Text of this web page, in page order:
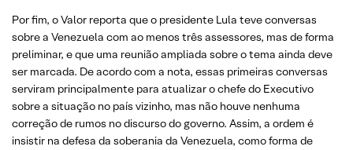
Por fim, o Valor reporta que o presidente Lula teve conversas
sobre a Venezuela com ao menos três assessores, mas de forma
preliminar, e que uma reunião ampliada sobre o tema ainda deve
ser marcada. De acordo com a nota, essas primeiras conversas
serviram principalmente para atualizar o chefe do Executivo
sobre a situação no país vizinho, mas não houve nenhuma
correção de rumos no discurso do governo. Assim, a ordem é
insistir na defesa da soberania da Venezuela, como forma de